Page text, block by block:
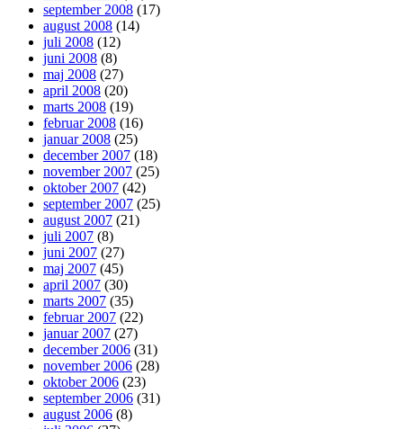
september 2008 (17)
august 2008 (14)
juli 2008 (12)
juni 2008 (8)
maj 2008 (27)
april 2008 (20)
marts 2008 (19)
februar 2008 (16)
januar 2008 (25)
december 2007 (18)
november 2007 (25)
oktober 2007 (42)
september 2007 (25)
august 2007 (21)
juli 2007 (8)
juni 2007 (27)
maj 2007 (45)
april 2007 (30)
marts 2007 (35)
februar 2007 (22)
januar 2007 (27)
december 2006 (31)
november 2006 (28)
oktober 2006 (23)
september 2006 (31)
august 2006 (8)